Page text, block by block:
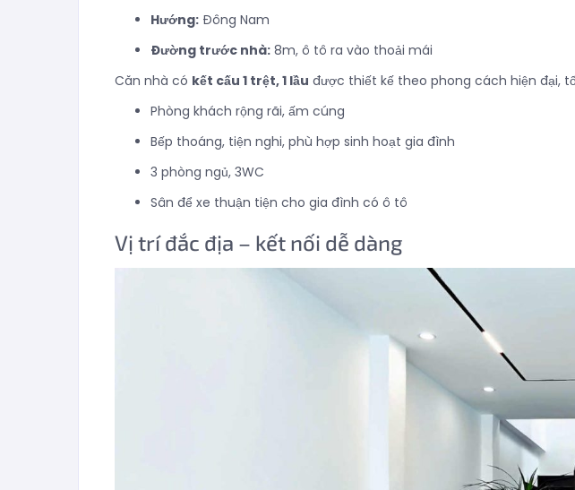
Hướng: Đông Nam
Đường trước nhà: 8m, ô tô ra vào thoải mái
Căn nhà có kết cấu 1 trệt, 1 lầu được thiết kế theo phong cách hiện đại,
Phòng khách rộng rãi, ấm cúng
Bếp thoáng, tiện nghi, phù hợp sinh hoạt gia đình
3 phòng ngủ, 3WC
Sân để xe thuận tiện cho gia đình có ô tô
Vị trí đắc địa – kết nối dễ dàng